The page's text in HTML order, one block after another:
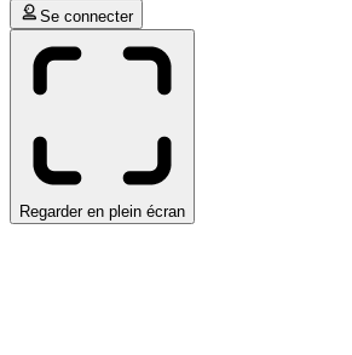
Se connecter
Regarder en plein écran